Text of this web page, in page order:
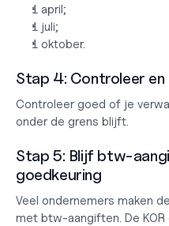
1 april;
1 juli;
1 oktober.
Stap 4: Controleer
Controleer goed of je
onder de grens blijft.
Stap 5: Blijf btw-
goedkeuring
Veel ondernemers maken
met btw-aangiften. De